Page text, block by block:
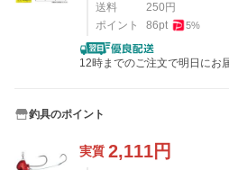
送料
250 円
ポイント
86pt 5%
12時までのご注文で明日にお
釣具のポイント
実質 2,111円